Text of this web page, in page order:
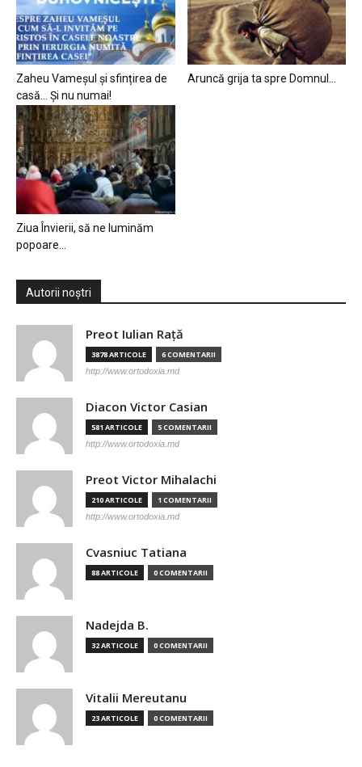
Zaheu Vameșul și sfințirea de
casă… Și nu numai!
Aruncă grija ta spre Domnul…
Ziua Învierii, să ne luminăm
popoare…
Autorii noștri
Preot Iulian Raţă
3878 ARTICOLE 6 COMENTARII
http://www.ortodoxia.md
Diacon Victor Casian
581 ARTICOLE 5 COMENTARII
http://www.ortodoxia.md
Preot Victor Mihalachi
210 ARTICOLE 1 COMENTARII
http://www.ortodoxia.md
Cvasniuc Tatiana
88 ARTICOLE 0 COMENTARII
Nadejda B.
32 ARTICOLE 0 COMENTARII
Vitalii Mereutanu
23 ARTICOLE 0 COMENTARII